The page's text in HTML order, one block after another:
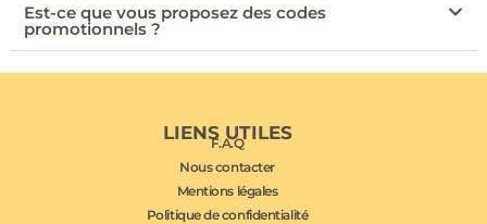
Est-ce que vous proposez des codes
promotionnels ?
LIENS UTILES
F.A.Q
Nous contacter
Mentions légales
Politique de confidentialité